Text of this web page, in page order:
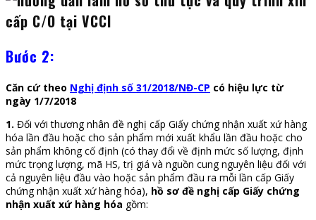
Bước 2:
Căn cứ theo Nghị định số 31/2018/NĐ-CP có hiệu lực từ
ngày 1/7/2018
1. Đối với thương nhân đề nghị cấp Giấy chứng nhận xuất xứ hàng
hóa lần đầu hoặc cho sản phẩm mới xuất khẩu lần đầu hoặc cho
sản phẩm không cố định (có thay đổi về định mức số lượng, định
mức trọng lượng, mã HS, trị giá và nguồn cung nguyên liệu đối với
cả nguyên liệu đầu vào hoặc sản phẩm đầu ra mỗi lần cấp Giấy
chứng nhận xuất xứ hàng hóa), hồ sơ đề nghị cấp Giấy chứng
nhận xuất xứ hàng hóa gồm: